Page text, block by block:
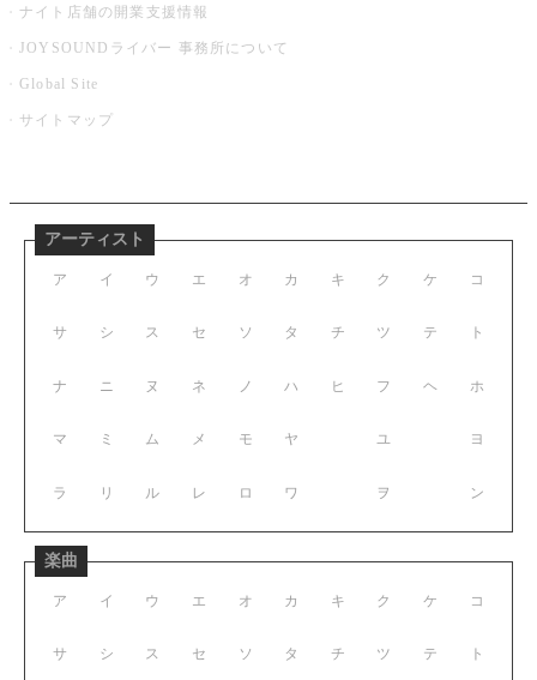
ナイト店舗の開業支援情報
JOYSOUNDライバー 事務所について
Global Site
サイトマップ
アーティスト
ア イ ウ エ オ
サ シ ス セ ソ
ナ ニ ヌ ネ ノ
マ ミ ム メ モ
ラ リ ル レ ロ
カ キ ク ケ コ
タ チ ツ テ ト
ハ ヒ フ ヘ ホ
ヤ ユ ヨ
ワ ヲ ン
楽曲
ア イ ウ エ オ
サ シ ス セ ソ
カ キ ク ケ コ
タ チ ツ テ ト